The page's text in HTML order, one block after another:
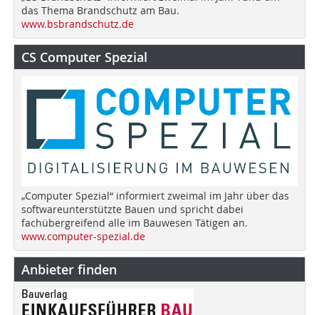
das Thema Brandschutz am Bau.
www.bsbrandschutz.de
CS Computer Spezial
„Computer Spezial“ informiert zweimal im Jahr über das
softwareunterstützte Bauen und spricht dabei
fachübergreifend alle im Bauwesen Tätigen an.
www.computer-spezial.de
Anbieter finden